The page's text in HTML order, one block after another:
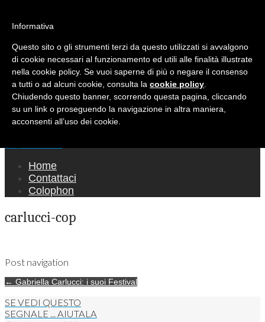
Mondo Italiano nel Mondo
LE INTERVISTE SONO AGLI ITALIANI CHE
RICOPRONO RUOLI ISTITUZIONALI, A
QUELLI CHE RAPPRESENTANO LA SOCIETÀ E
A CHI È UN "COMUNE CITTADINO" ...
PER TUTTO QUESTO SIAMO "ORGOGLIOSI
DI ESSERE ITALIANI"
Home
Contattaci
Colophon
carlucci-cop
Post navigation
← Gabriella Carlucci: i suoi Festival
SE VEDI QUESTO
SEGNALE ... AIUTALA
Informativa
Questo sito o gli strumenti terzi da questo utilizzati si avvalgono
di cookie necessari al funzionamento ed utili alle finalità illustrate
nella cookie policy. Se vuoi saperne di più o negare il consenso
a tutti o ad alcuni cookie, consulta la cookie policy
Chiudendo questo banner, scorrendo questa pagina, cliccando
su un link o proseguendo la navigazione in altra maniera,
acconsenti all’uso dei cookie.